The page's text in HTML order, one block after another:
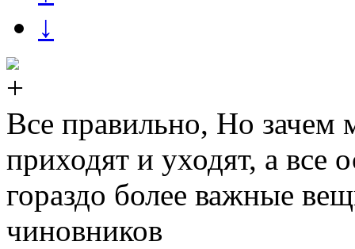
↓
Все правильно, Но зачем
приходят и уходят, а
гораздо более важные
чиновников